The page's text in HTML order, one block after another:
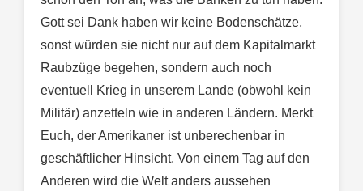
Gott sei Dank haben wir keine Bodenschätze,
sonst würden sie nicht nur auf dem Kapitalmarkt
Raubzüge begehen, sondern auch noch
eventuell Krieg in unserem Lande (obwohl kein
Militär) anzetteln wie in anderen Ländern. Merkt
Euch, der Amerikaner ist unberechenbar in
geschäftlicher Hinsicht. Von einem Tag auf den
Anderen wird die Welt anders aussehen